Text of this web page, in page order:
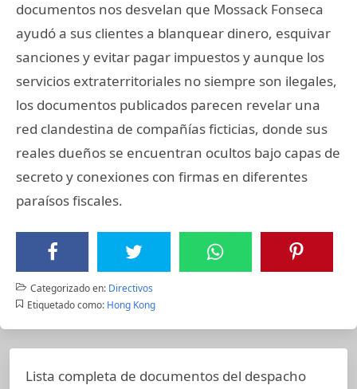
documentos nos desvelan que Mossack Fonseca
ayudó a sus clientes a blanquear dinero, esquivar
sanciones y evitar pagar impuestos y aunque los
servicios extraterritoriales no siempre son ilegales,
los documentos publicados parecen revelar una
red clandestina de compañías ficticias, donde sus
reales dueños se encuentran ocultos bajo capas de
secreto y conexiones con firmas en diferentes
paraísos fiscales.
Categorizado en: Directivos
Etiquetado como: Hong Kong
Lista completa de documentos del despacho